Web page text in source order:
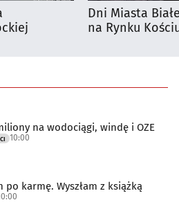
Dni Miasta
na Rynku
na wodociągi, windę i OZE
10:00
po karmę. Wyszłam z książką